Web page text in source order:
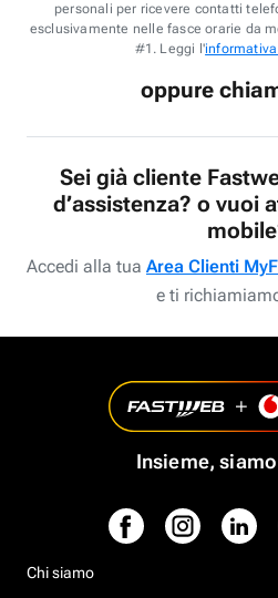
personali per ricevere contatti
esclusivamente nelle fasce orarie da
#1. Leggi l'
oppure
Sei già cliente
d’assistenza? o vuoi
Accedi alla tua Area Clienti
e ti
Insieme,
Chi siamo